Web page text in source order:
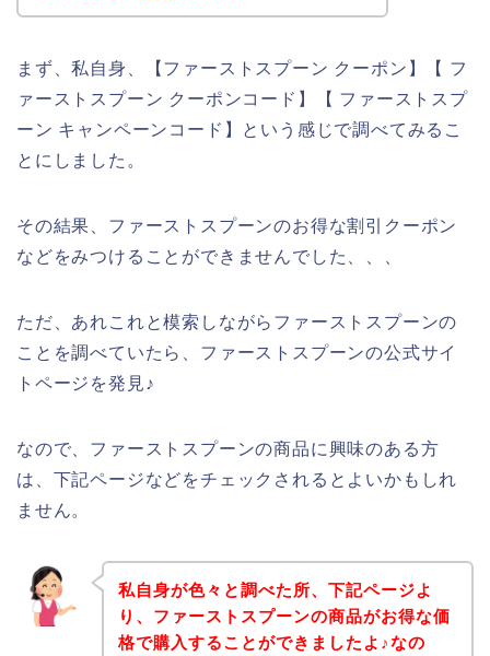
まず、私自身、【ファーストスプーン クーポン】【 フ
ァーストスプーン クーポンコード】【 ファーストスプ
ーン キャンペーンコード】という感じで調べてみるこ
とにしました。
その結果、ファーストスプーンのお得な割引クーポン
などをみつけることができませんでした、、、
ただ、あれこれと模索しながらファーストスプーンの
ことを調べていたら、ファーストスプーンの公式サイ
トページを発見♪
なので、ファーストスプーンの商品に興味のある方
は、下記ページなどをチェックされるとよいかもしれ
ません。
私自身が色々と調べた所、下記ページよ
り、ファーストスプーンの商品がお得な価
格で購入することができましたよ♪なの